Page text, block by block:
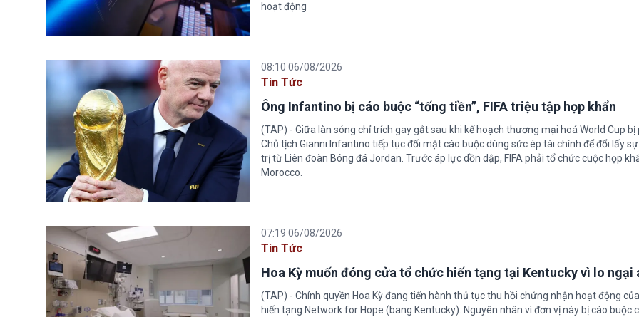
hoạt động
08:10 06/08/2026
Tin Tức
Ông Infantino bị cáo buộc “tống tiền”, FIFA triệu tập họp khẩn
(TAP) - Giữa làn sóng chỉ trích gay gắt sau khi kế hoạch thương mại hoá World Cup bị
Chủ tịch Gianni Infantino tiếp tục đối mặt cáo buộc dùng sức ép tài chính để đổi lấy
trị từ Liên đoàn Bóng đá Jordan. Trước áp lực dồn dập, FIFA phải tổ chức cuộc họp
Morocco.
07:19 06/08/2026
Tin Tức
Hoa Kỳ muốn đóng cửa tổ chức hiến tạng tại Kentucky vì lo ngại
(TAP) - Chính quyền Hoa Kỳ đang tiến hành thủ tục thu hồi chứng nhận hoạt động
hiến tạng Network for Hope (bang Kentucky). Nguyên nhân vì đơn vị này bị cáo buộc